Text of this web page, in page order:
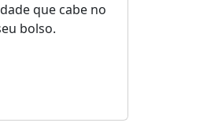
que cabe no
bolso.